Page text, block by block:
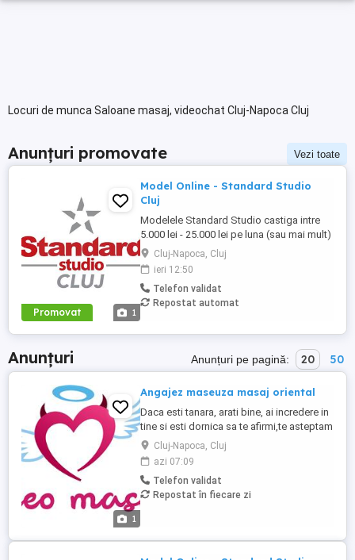
Locuri de munca Saloane masaj, videochat Cluj-Napoca Cluj
Anunțuri promovate Vezi toate
Promovat 1
Model Online - Standard Studio
Cluj
Modelele Standard Studio castiga intre
5.000 lei - 25.000 lei pe luna (sau mai mult)
si sunt platite saptamanal, in fiecare vineri,
direct pe cardul lor personal! Alatura-te si
tu echipei Standard Studio daca iti
doresti: - un venit GARANTAT de minim
5000 lei pe luna, in primele 3 luni de
Cluj-Napoca, Cluj
ieri 12:50
Telefon validat
Repostat automat
Anunțuri Anunțuri pe pagină: 20 50
1
Angajez maseuza masaj oriental
Daca esti tanara, arati bine, ai incredere in
tine si esti dornica sa te afirmi,te asteptam
sa te alaturi echipei noastre CLEO SALON.
Atmosfera este deosebita, iar castigurile
sunt pe masura. Hai pe la noi sa ne
cunosti,este foarte important. Clienti
formati,numar mare zilnic. Castiguri si
Cluj-Napoca, Cluj
azi 07:09
Telefon validat
Repostat în fiecare zi